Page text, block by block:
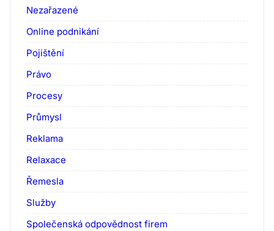
Nezařazené
Online podnikání
Pojištění
Právo
Procesy
Průmysl
Reklama
Relaxace
Řemesla
Služby
Společenská odpovědnost firem